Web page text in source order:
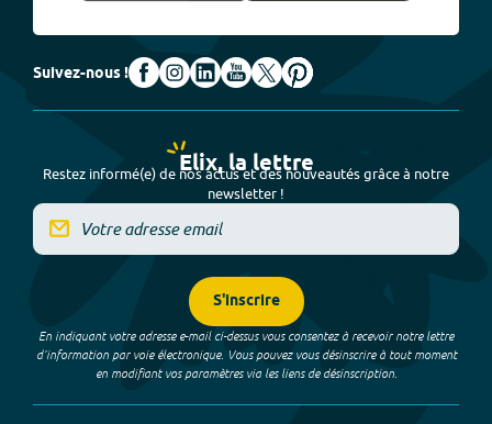
Suivez-nous !
Elix, la lettre
Restez informé(e) de nos actus et des nouveautés grâce à notre
newsletter !
S'inscrire
En indiquant votre adresse e-mail ci-dessus vous consentez à recevoir notre lettre
d’information par voie électronique. Vous pouvez vous désinscrire à tout moment
en modifiant vos paramètres via les liens de désinscription.